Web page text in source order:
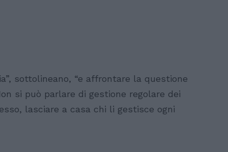
sottolineano, “e affrontare la questione
si può parlare di gestione regolare dei
lasciare a casa chi li gestisce ogni